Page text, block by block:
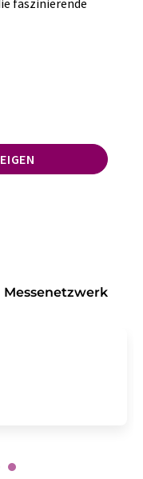
faszinierende